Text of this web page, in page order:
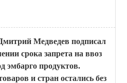
Медведев подписал
срока запрета на ввоз
эмбарго продуктов.
и стран остались без